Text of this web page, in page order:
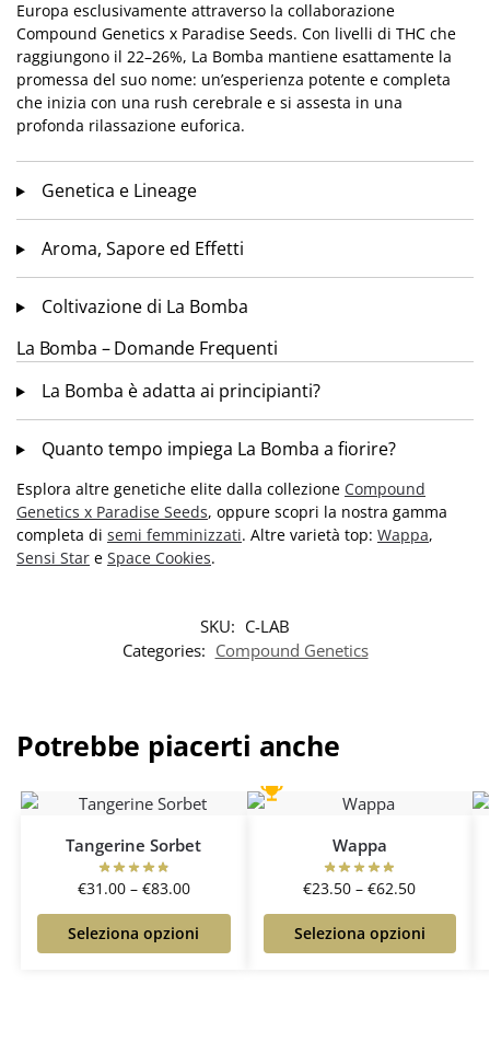
Europa esclusivamente attraverso la collaborazione
Compound Genetics x Paradise Seeds. Con livelli di THC che
raggiungono il 22–26%, La Bomba mantiene esattamente la
promessa del suo nome: un’esperienza potente e completa
che inizia con una rush cerebrale e si assesta in una
profonda rilassazione euforica.
Genetica e Lineage
Aroma, Sapore ed Effetti
Coltivazione di La Bomba
La Bomba – Domande Frequenti
La Bomba è adatta ai principianti?
Quanto tempo impiega La Bomba a fiorire?
Esplora altre genetiche elite dalla collezione Compound
Genetics x Paradise Seeds, oppure scopri la nostra gamma
completa di semi femminizzati. Altre varietà top: Wappa,
Sensi Star e Space Cookies.
SKU: C-LAB
Categories: Compound Genetics
Potrebbe piacerti anche
Tangerine Sorbet
€31.00 – €83.00
Seleziona opzioni
Wappa
€23.50 – €62.50
Seleziona opzioni